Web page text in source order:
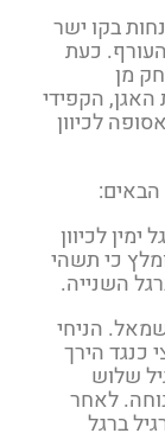
בקו ישר
כעת
מן
הקפידי
לכיוון
הבאים:
לכיוון
כי תשהי
הניחי
כנגד הירך
שלוש
10 שניות מנוחה. לאחר
ברגל